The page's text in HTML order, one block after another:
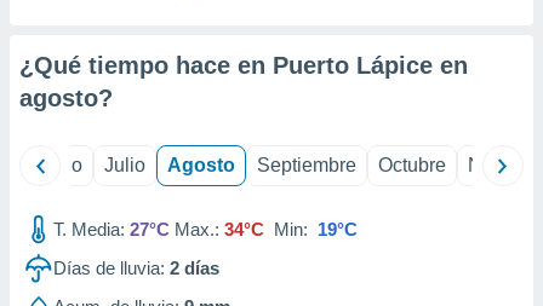
¿Qué tiempo hace en Puerto Lápice en
agosto?
Junio Julio Agosto Septiembre Octubre
T. Media: 27°C Max.: 34°C Min: 19°C
Días de lluvia: 2 días